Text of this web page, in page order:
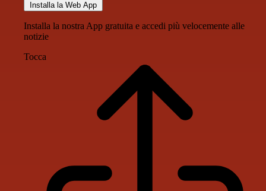
Installa la Web App
Installa la nostra App gratuita e accedi più velocemente alle
notizie
Tocca